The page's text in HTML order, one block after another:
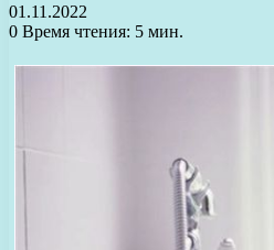
01.11.2022
0 Время чтения: 5 мин.